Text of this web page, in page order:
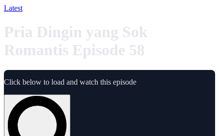
Latest
Pria Dingin yang Sok
Romantis Episode 58
Click below to load and watch this episode